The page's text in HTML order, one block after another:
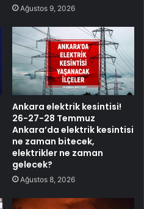
Ağustos 9, 2026
Ankara elektrik kesintisi!
26-27-28 Temmuz
Ankara’da elektrik kesintisi
ne zaman bitecek,
elektrikler ne zaman
gelecek?
Ağustos 8, 2026